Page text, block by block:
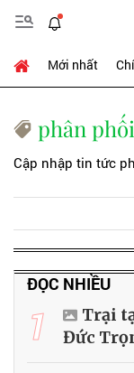
Mới nhất
phân
Cập nhập tin tức
ĐỌC NHIỀU
1
Trại
Đức